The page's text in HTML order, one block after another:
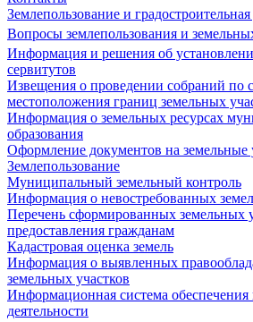
Землепользование и градостроительная
Вопросы землепользования и
Информация и решения об
сервитутов
Извещения о проведении собраний по
местоположения границ земельных
Информация о земельных ресурсах
образования
Оформление документов на земельные
Землепользование
Муниципальный земельный контроль
Информация о невостребованных
Перечень сформированных земельных
предоставления гражданам
Кадастровая оценка земель
Информация о выявленных
земельных участков
Информационная система обеспечения
деятельности